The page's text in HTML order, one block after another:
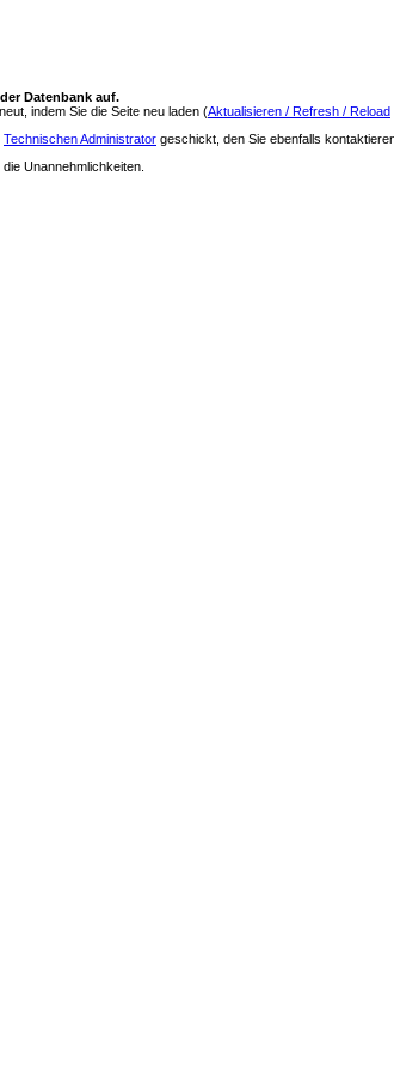
Datenbank auf.
indem Sie die Seite neu laden (Aktualisieren / Refresh / Reload
Technischen Administrator geschickt, den Sie ebenfalls
Unannehmlichkeiten.